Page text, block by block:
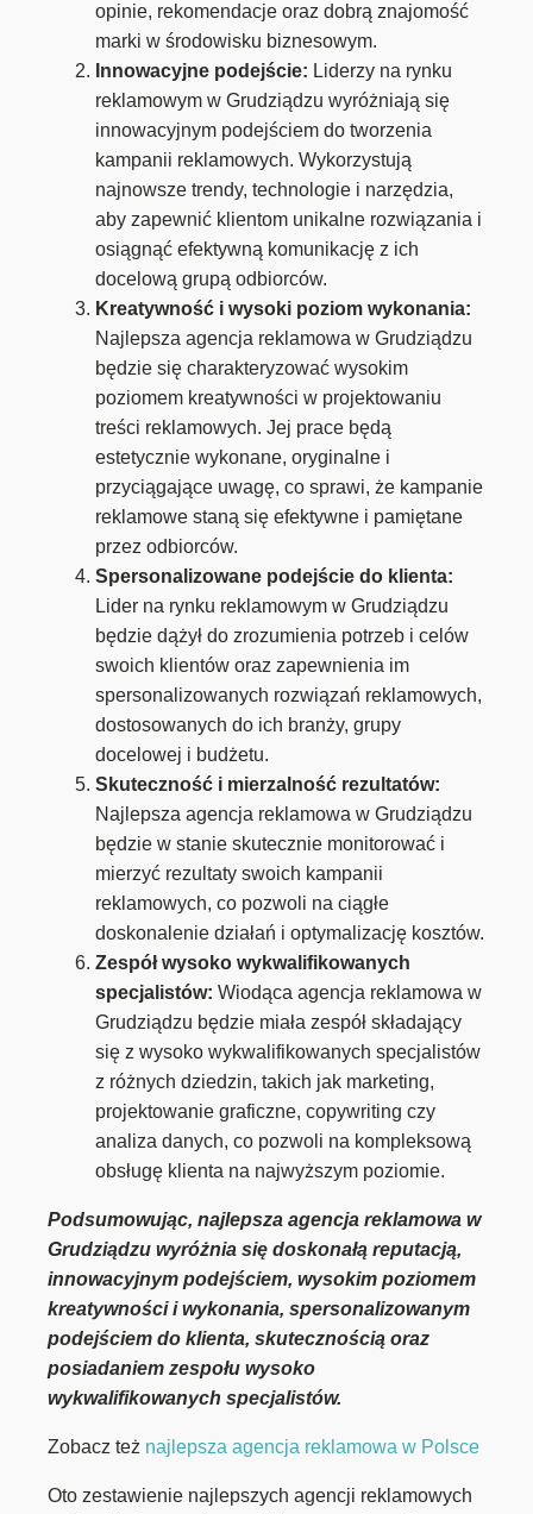
opinie, rekomendacje oraz dobrą znajomość
marki w środowisku biznesowym.
Innowacyjne podejście: Liderzy na rynku
reklamowym w Grudziądzu wyróżniają się
innowacyjnym podejściem do tworzenia
kampanii reklamowych. Wykorzystują
najnowsze trendy, technologie i narzędzia,
aby zapewnić klientom unikalne rozwiązania i
osiągnąć efektywną komunikację z ich
docelową grupą odbiorców.
Kreatywność i wysoki poziom wykonania:
Najlepsza agencja reklamowa w Grudziądzu
będzie się charakteryzować wysokim
poziomem kreatywności w projektowaniu
treści reklamowych. Jej prace będą
estetycznie wykonane, oryginalne i
przyciągające uwagę, co sprawi, że kampanie
reklamowe staną się efektywne i pamiętane
przez odbiorców.
Spersonalizowane podejście do klienta:
Lider na rynku reklamowym w Grudziądzu
będzie dążył do zrozumienia potrzeb i celów
swoich klientów oraz zapewnienia im
spersonalizowanych rozwiązań reklamowych,
dostosowanych do ich branży, grupy
docelowej i budżetu.
Skuteczność i mierzalność rezultatów:
Najlepsza agencja reklamowa w Grudziądzu
będzie w stanie skutecznie monitorować i
mierzyć rezultaty swoich kampanii
reklamowych, co pozwoli na ciągłe
doskonalenie działań i optymalizację kosztów.
Zespół wysoko wykwalifikowanych
specjalistów: Wiodąca agencja reklamowa w
Grudziądzu będzie miała zespół składający
się z wysoko wykwalifikowanych specjalistów
z różnych dziedzin, takich jak marketing,
projektowanie graficzne, copywriting czy
analiza danych, co pozwoli na kompleksową
obsługę klienta na najwyższym poziomie.
Podsumowując, najlepsza agencja reklamowa w
Grudziądzu wyróżnia się doskonałą reputacją,
innowacyjnym podejściem, wysokim poziomem
kreatywności i wykonania, spersonalizowanym
podejściem do klienta, skutecznością oraz
posiadaniem zespołu wysoko
wykwalifikowanych specjalistów.
Zobacz też najlepsza agencja reklamowa w Polsce
Oto zestawienie najlepszych agencji reklamowych